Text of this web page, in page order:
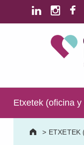
Saltar al contenido
Saltar al pie de
Etxetek (oficina
> ETXETEK